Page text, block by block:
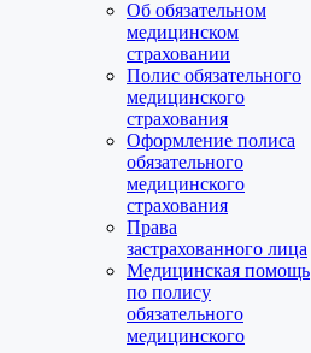
Об обязательном
медицинском
страховании
Полис обязательного
медицинского
страхования
Оформление полиса
обязательного
медицинского
страхования
Права
застрахованного лица
Медицинская помощь
по полису
обязательного
медицинского